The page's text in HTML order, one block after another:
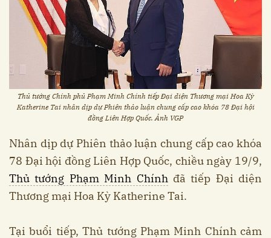
Thủ tướng Chính phủ Phạm Minh Chính tiếp Đại diện Thương mại Hoa Kỳ
Katherine Tai nhân dịp dự Phiên thảo luận chung cấp cao khóa 78 Đại hội
đồng Liên Hợp Quốc. Ảnh VGP
Nhân dịp dự Phiên thảo luận chung cấp cao khóa
78 Đại hội đồng Liên Hợp Quốc, chiều ngày 19/9,
Thủ tướng Phạm Minh Chínhđã tiếp Đại diện
Thương mại Hoa Kỳ Katherine Tai.
Tại buổi tiếp, Thủ tướng Phạm Minh Chính cảm